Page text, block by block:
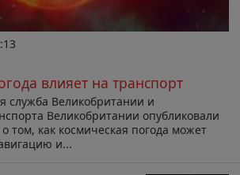
влияет на транспорт
служба Великобритании и
Великобритании опубликовали
том, как космическая погода может
и...